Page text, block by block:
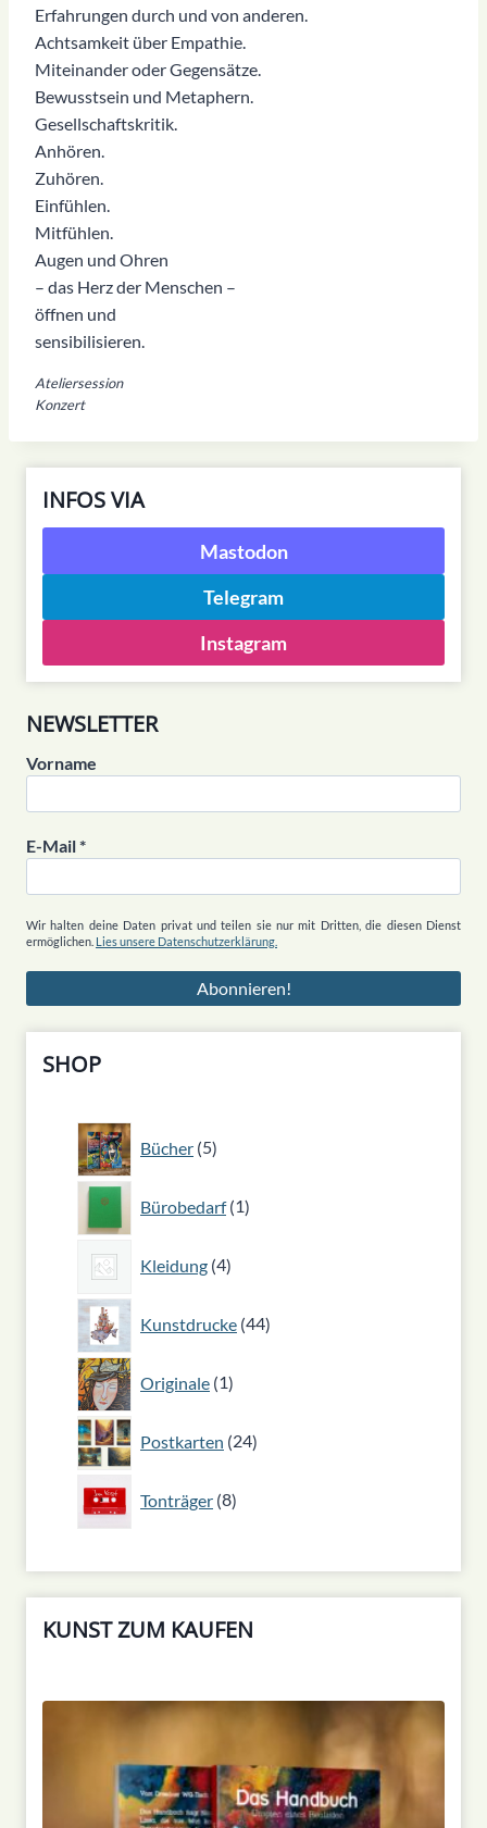
Ateliersession
Konzert
Erfahrungen durch und von anderen.
Achtsamkeit über Empathie.
Miteinander oder Gegensätze.
Bewusstsein und Metaphern.
Gesellschaftskritik.
Anhören.
Zuhören.
Einfühlen.
Mitfühlen.
Augen und Ohren
– das Herz der Menschen –
öffnen und
sensibilisieren.
INFOS VIA
Mastodon
Telegram
Instagram
NEWSLETTER
Vorname
E-Mail*
Wir halten deine Daten privat und teilen sie nur mit Dritten, die diesen Dienst
ermöglichen. Lies unsere Datenschutzerklärung.
SHOP
Bücher 5
Produkte
Bürobedarf 1
Produkt
Kleidung 4
Produkte
Kunstdrucke 44
Produkte
Originale 1
Produkt
Postkarten 24
Produkte
Tonträger 8
Produkte
KUNST ZUM KAUFEN